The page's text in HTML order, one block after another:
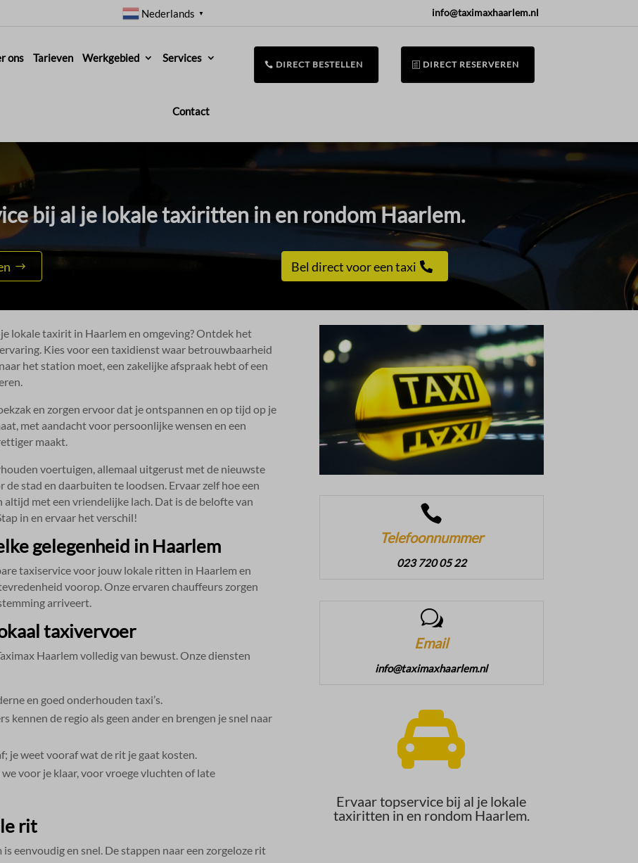
Nederlands ▼ info@taximaxhaarlem.nl
ons Tarieven Werkgebied Services
Contact
DIRECT BESTELLEN DIRECT RESERVEREN
bij al je lokale taxiritten in en rondom Haarlem.​
Bel direct voor een taxi
lokale taxirit in Haarlem en omgeving? Ontdek het
Kies voor een taxidienst waar betrouwbaarheid
het station moet, een zakelijke afspraak hebt of een
en zorgen ervoor dat je ontspannen en op tijd op je
met aandacht voor persoonlijke wensen en een
maakt.​
voertuigen, allemaal uitgerust met de nieuwste
stad en daarbuiten te loodsen.​ Ervaar zelf hoe een
met een vriendelijke lach.​ Dat is de belofte van
in en ervaar het verschil!
gelegenheid in Haarlem
taxiservice voor jouw lokale ritten in Haarlem en
voorop.​ Onze ervaren chauffeurs zorgen
arriveert.​
taxivervoer
Haarlem volledig van bewust.​ Onze diensten
en goed onderhouden taxi’s.​
kennen de regio als geen ander en brengen je snel naar
je weet vooraf wat de rit je gaat kosten.​
voor je klaar, voor vroege vluchten of late
rit
eenvoudig en snel.​ De stappen naar een zorgeloze rit

Telefoonnummer
023 720 05 22
w
Email
info@taximaxhaarlem.nl

Ervaar topservice bij al je lokale
taxiritten in en rondom Haarlem.​